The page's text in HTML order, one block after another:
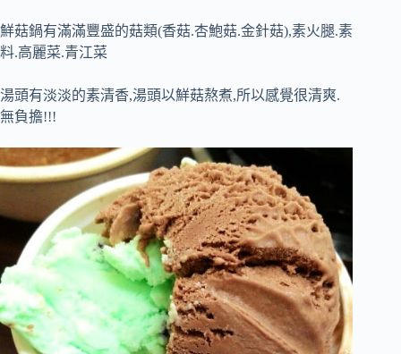
鮮菇鍋有滿滿豐盛的菇類(香菇.杏鮑菇.金針菇),素火腿.素
料.高麗菜.青江菜
湯頭有淡淡的素清香,湯頭以鮮菇熬煮,所以感覺很清爽.
無負擔!!!